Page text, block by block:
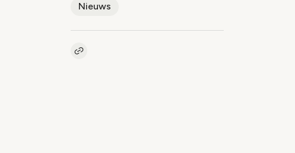
Nieuws
Kopieer link naar artikel